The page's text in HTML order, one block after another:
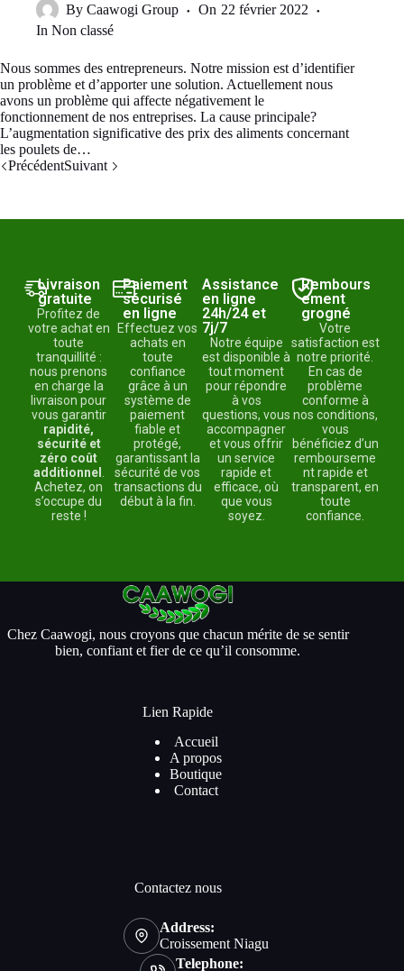
By Caawogi Group On 22 février 2022
In Non classé
Nous sommes des entrepreneurs. Notre mission est d’identifier
un problème et d’apporter une solution. Actuellement nous
avons un problème qui affecte négativement le
fonctionnement de nos entreprises. La cause principale?
L’augmentation significative des prix des aliments concernant
les poulets de…
PrécédentSuivant
Livraison
gratuite
Profitez de
votre achat en
toute
tranquillité :
nous prenons
en charge la
livraison pour
vous garantir
rapidité,
sécurité et
zéro coût
additionnel
Achetez, on
s’occupe du
reste !
Paiement
sécurisé
en ligne
Effectuez vos
achats en
toute
confiance
grâce à un
système de
paiement
fiable et
protégé,
garantissant la
sécurité de vos
transactions du
début à la fin.
Assistance
en ligne
24h/24 et
7j/7
Notre équipe
est disponible à
tout moment
pour répondre
à vos
questions, vous
accompagner
et vous offrir
un service
rapide et
efficace, où
que vous
soyez.
Rembours
ement
grogné
Votre
satisfaction est
notre priorité.
En cas de
problème
conforme à
nos conditions,
vous
bénéficiez d’un
rembourseme
nt rapide et
transparent, en
toute
confiance.
Chez Caawogi, nous croyons que chacun mérite de se sentir
bien, confiant et fier de ce qu’il consomme.
Lien Rapide
Accueil
A propos
Boutique
Contact
Contactez nous
Address:
Croissement Niagu
Telephone: